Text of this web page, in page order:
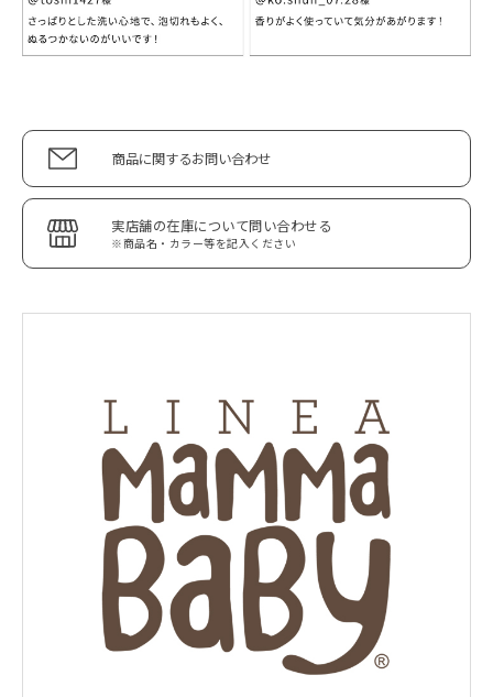
商品に関するお問い合わせ
実店舗の在庫について問い合わせる
※商品名・カラー等を記入ください